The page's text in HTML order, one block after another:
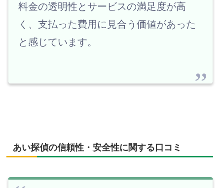
料金の透明性とサービスの満足度が高
く、支払った費用に見合う価値があった
と感じています。
あい探偵の信頼性・安全性に関する口コミ